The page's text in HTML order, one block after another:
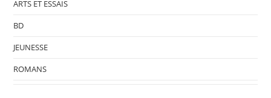
ARTS ET ESSAIS
BD
JEUNESSE
ROMANS